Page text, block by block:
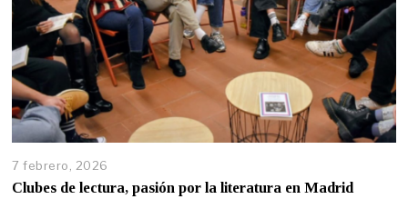
7 febrero, 2026
Clubes de lectura, pasión por la literatura en Madrid